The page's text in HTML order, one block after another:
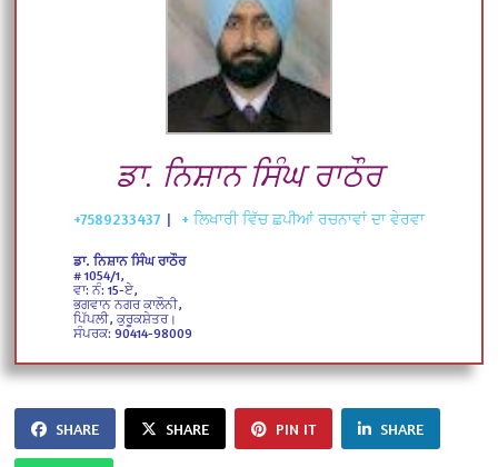
ਡਾ. ਨਿਸ਼ਾਨ ਸਿੰਘ ਰਾਠੌਰ
+7589233437 | + ਲਿਖਾਰੀ ਵਿੱਚ ਛਪੀਆਂ ਰਚਨਾਵਾਂ ਦਾ ਵੇਰਵਾ
ਡਾ. ਨਿਸ਼ਾਨ ਸਿੰਘ ਰਾਠੌਰ
# 1054/1,
ਵਾ: ਨੰ: 15-ਏ,
ਭਗਵਾਨ ਨਗਰ ਕਾਲੌਨੀ,
ਪਿੱਪਲੀ, ਕੁਰੂਕਸ਼ੇਤਰ।
ਸੰਪਰਕ: 90414-98009
SHARE SHARE PIN IT SHARE